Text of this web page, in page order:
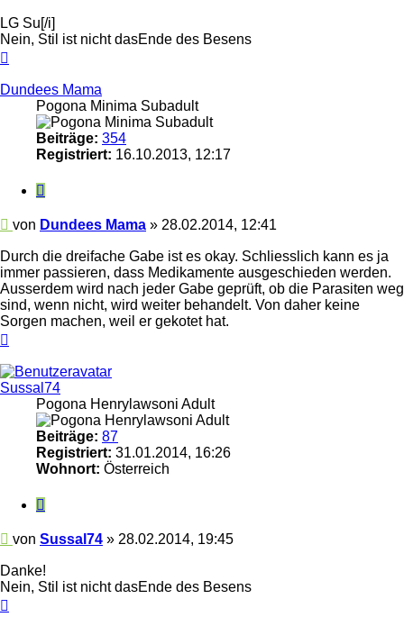
LG Su[/i]
Nein, Stil ist nicht dasEnde des Besens
Dundees Mama
Pogona Minima Subadult
Beiträge: 354
Registriert: 16.10.2013, 12:17
Zitieren
Beitrag
von Dundees Mama » 28.02.2014, 12:41
Durch die dreifache Gabe ist es okay. Schliesslich kann es ja
immer passieren, dass Medikamente ausgeschieden werden.
Ausserdem wird nach jeder Gabe geprüft, ob die Parasiten weg
sind, wenn nicht, wird weiter behandelt. Von daher keine
Sorgen machen, weil er gekotet hat.
Sussal74
Pogona Henrylawsoni Adult
Beiträge: 87
Registriert: 31.01.2014, 16:26
Wohnort: Österreich
Zitieren
Beitrag
von Sussal74 » 28.02.2014, 19:45
Danke!
Nein, Stil ist nicht dasEnde des Besens